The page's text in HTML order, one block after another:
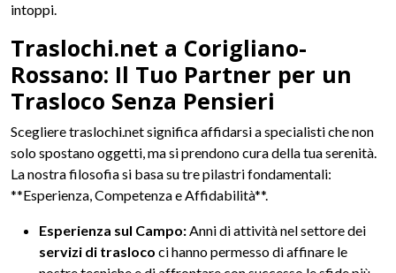
intoppi.
Traslochi.net a Corigliano-
Rossano: Il Tuo Partner per un
Trasloco Senza Pensieri
Scegliere traslochi.net significa affidarsi a specialisti che non
solo spostano oggetti, ma si prendono cura della tua serenità.
La nostra filosofia si basa su tre pilastri fondamentali:
**Esperienza, Competenza e Affidabilità**.
Esperienza sul Campo:Anni di attività nel settore dei
servizi di trasloco ci hanno permesso di affinare le